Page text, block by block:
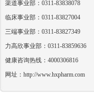
渠道事业部：0311-83838078
临床事业部：0311-83827004
三端事业部：0311-83827349
力高欣事业部：0311-83859636
健康咨询热线：4000306816
网址：http://www.hxpharm.com